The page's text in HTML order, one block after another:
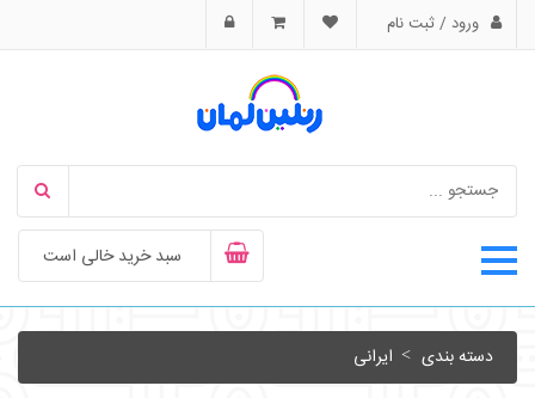
ورود / ثبت نام
سبد خرید خالی است
دسته بندی ایرانی